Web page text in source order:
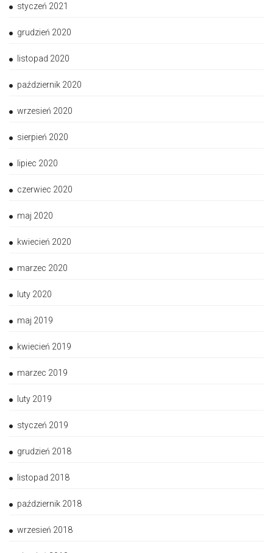
styczeń 2021
grudzień 2020
listopad 2020
październik 2020
wrzesień 2020
sierpień 2020
lipiec 2020
czerwiec 2020
maj 2020
kwiecień 2020
marzec 2020
luty 2020
maj 2019
kwiecień 2019
marzec 2019
luty 2019
styczeń 2019
grudzień 2018
listopad 2018
październik 2018
wrzesień 2018